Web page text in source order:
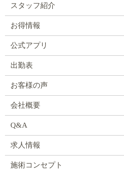
スタッフ紹介
お得情報
公式アプリ
出勤表
お客様の声
会社概要
Q&A
求人情報
施術コンセプト